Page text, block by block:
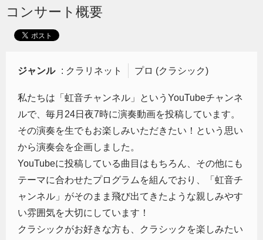
コンサート概要
ジャンル : クラリネット プロ (クラシック)
私たちは「虹音チャンネル」というYouTubeチャンネ
ルで、毎月24日夜7時に演奏動画を投稿しています。
その演奏を生でもお楽しみいただきたい！という思い
から演奏会を企画しました。
YouTubeに投稿している曲目はもちろん、その他にも
テーマに合わせたプログラムを組んでおり、「虹音チ
ャンネル」がそのまま飛び出てきたような親しみやす
い雰囲気を大切にしています！
クラシックがお好きな方も、クラシックを楽しみたい